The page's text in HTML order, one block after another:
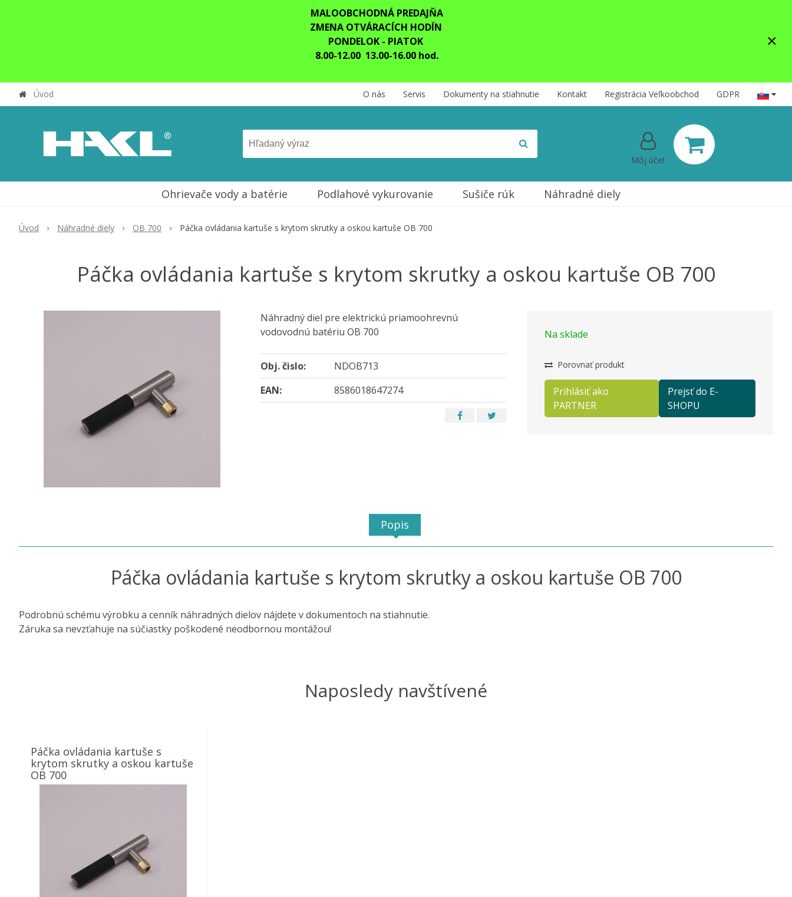
MALOOBCHODNÁ PREDAJŇA
ZMENA OTVÁRACÍCH HODÍN
PONDELOK - PIATOK
8.00-12.00 13.00-16.00 hod.
×
Úvod O nás Servis Dokumenty na stiahnutie Kontakt Registrácia Veľkoobchod GDPR
Môj účet
Ohrievače vody a batérie Podlahové vykurovanie Sušiče rúk Náhradné diely
Úvod Náhradné diely OB 700 Páčka ovládania kartuše s krytom skrutky a oskou kartuše OB 700
Páčka ovládania kartuše s krytom skrutky a oskou kartuše OB 700
Na sklade
Porovnať produkt
Prihlásiť ako
PARTNER
Prejsť do E-
SHOPU
Náhradný diel pre elektrickú priamoohrevnú
vodovodnú batériu OB 700
Obj. čislo:
NDOB713
EAN:
8586018647274
Popis
Páčka ovládania kartuše s krytom skrutky a oskou kartuše OB 700
Podrobnú schému výrobku a cenník náhradných dielov nájdete v dokumentoch na stiahnutie.
Záruka sa nevzťahuje na súčiastky poškodené neodbornou montážou!
Naposledy navštívené
Páčka ovládania kartuše s
krytom skrutky a oskou kartuše
OB 700